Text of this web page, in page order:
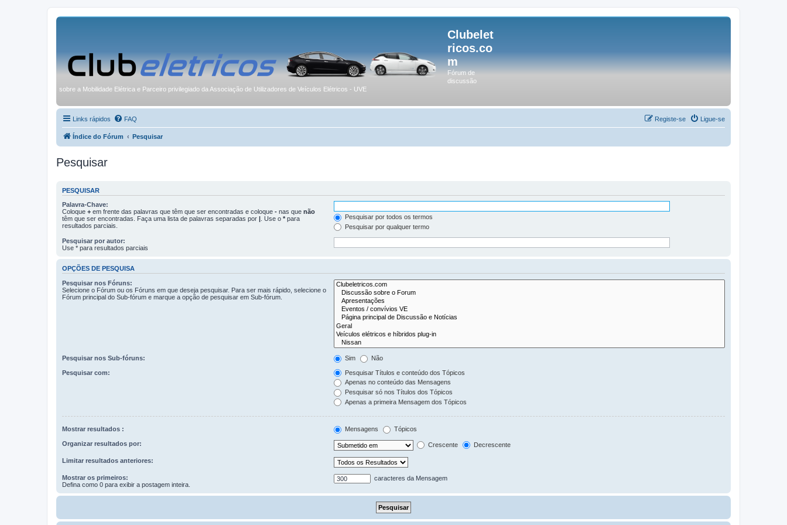
Clubelet
ricos.co
m
Fórum de
discussão
sobre a Mobilidade Elétrica e Parceiro privilegiado da Associação de Utilizadores de Veículos Elétricos - UVE
Links rápidos FAQ Ligue-se
Registe-se
Índice do Fórum Pesquisar
Pesquisar
PESQUISAR
Palavra-Chave:
Coloque + em frente das palavras que têm que ser encontradas e coloque - nas que não
têm que ser encontradas. Faça uma lista de palavras separadas por | . Use o * para
resultados parciais.
Pesquisar por todos os termos
Pesquisar por qualquer termo
Pesquisar por autor:
Use * para resultados parciais
OPÇÕES DE PESQUISA
Pesquisar nos Fóruns:
Selecione o Fórum ou os Fóruns em que deseja pesquisar. Para ser mais rápido, selecione o
Fórum principal do Sub-fórum e marque a opção de pesquisar em Sub-fórum.
Pesquisar nos Sub-fóruns: Sim Não
Pesquisar com:
Pesquisar Títulos e conteúdo dos Tópicos
Apenas no conteúdo das Mensagens
Pesquisar só nos Títulos dos Tópicos
Apenas a primeira Mensagem dos Tópicos
Mostrar resultados : Mensagens Tópicos
Organizar resultados por: Crescente Decrescente
Limitar resultados anteriores:
Mostrar os primeiros:
Defina como 0 para exibir a postagem inteira.
caracteres da Mensagem